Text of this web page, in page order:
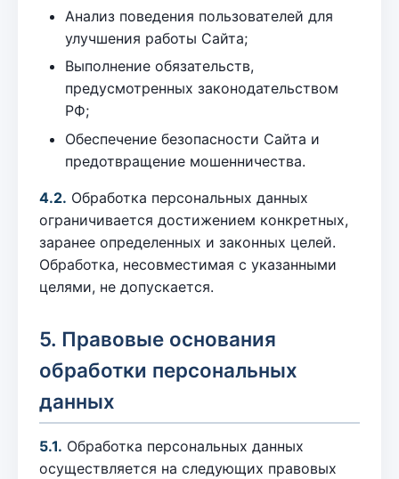
Анализ поведения пользователей для
улучшения работы Сайта;
Выполнение обязательств,
предусмотренных законодательством
РФ;
Обеспечение безопасности Сайта и
предотвращение мошенничества.
4.2. Обработка персональных данных
ограничивается достижением конкретных,
заранее определенных и законных целей.
Обработка, несовместимая с указанными
целями, не допускается.
5. Правовые основания
обработки персональных
данных
5.1. Обработка персональных данных
осуществляется на следующих правовых